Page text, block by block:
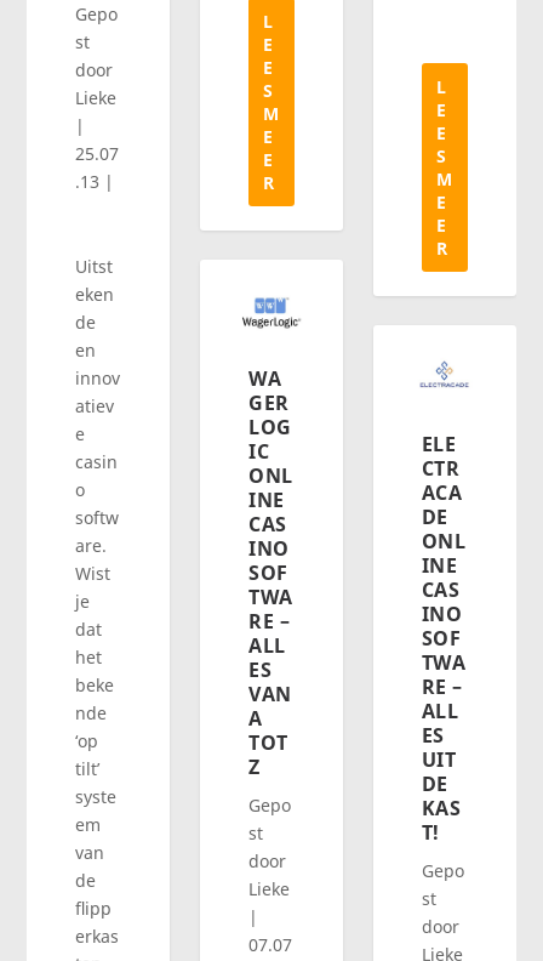
Gepo
st
door
Lieke
|
25.07
.13 |
Uitst
eken
de
en
innov
atiev
e
casin
o
softw
are.
Wist
je
dat
het
beke
nde
‘op
tilt’
syste
em
van
de
flipp
erkas
L
E
E
S
M
E
E
R
WA
GER
LOG
IC
ONL
INE
CAS
INO
SOF
TWA
RE –
ALL
ES
VAN
A
TOT
Z
Gepo
st
door
Lieke
|
07.07
L
E
E
S
M
E
E
R
ELE
CTR
ACA
DE
ONL
INE
CAS
INO
SOF
TWA
RE –
ALL
ES
UIT
DE
KAS
T!
Gepo
st
door
Lieke